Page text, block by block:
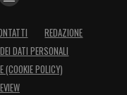
REDAZIONE
DATI PERSONALI
(COOKIE POLICY)